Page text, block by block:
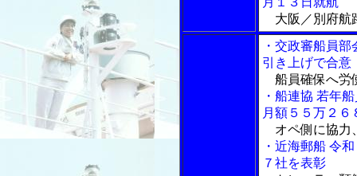
大阪／別府航
・交政審船員
引き上げで合意
船員確保へ労
・船連協 若年
月額５５万２６
オペ側に協力
・近海郵船 令
７社を表彰